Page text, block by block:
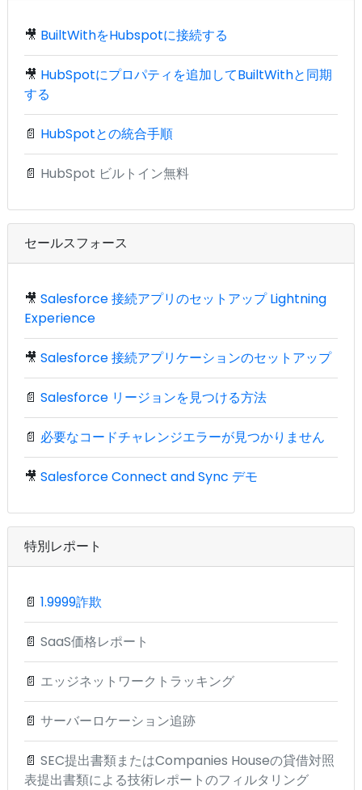
🎥 BuiltWithをHubspotに接続する
🎥 HubSpotにプロパティを追加してBuiltWithと同期
する
📄 HubSpotとの統合手順
📄 HubSpot ビルトイン無料
セールスフォース
🎥 Salesforce 接続アプリのセットアップ Lightning
Experience
🎥 Salesforce 接続アプリケーションのセットアップ
📄 Salesforce リージョンを見つける方法
📄 必要なコードチャレンジエラーが見つかりません
🎥 Salesforce Connect and Sync デモ
特別レポート
📄 1.9999詐欺
📄 SaaS価格レポート
📄 エッジネットワークトラッキング
📄 サーバーロケーション追跡
📄 SEC提出書類またはCompanies Houseの貸借対照
表提出書類による技術レポートのフィルタリング